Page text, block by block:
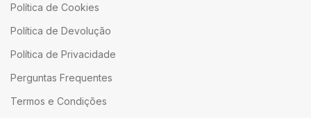
Política de Cookies
Política de Devolução
Política de Privacidade
Perguntas Frequentes
Termos e Condições